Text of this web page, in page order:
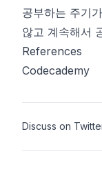
공부하는 주기
않고 계속해서
References
Codecademy
Discuss on